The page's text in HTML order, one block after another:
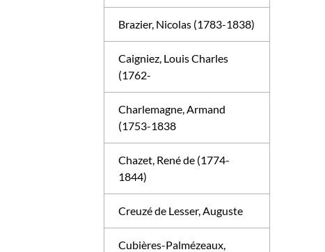
Brazier, Nicolas (1783-1838)
Caigniez, Louis Charles
(1762-
Charlemagne, Armand
(1753-1838
Chazet, René de (1774-
1844)
Creuzé de Lesser, Auguste
Cubières-Palmézeaux,